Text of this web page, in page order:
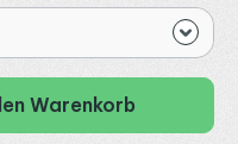
Wert
Warenkorb